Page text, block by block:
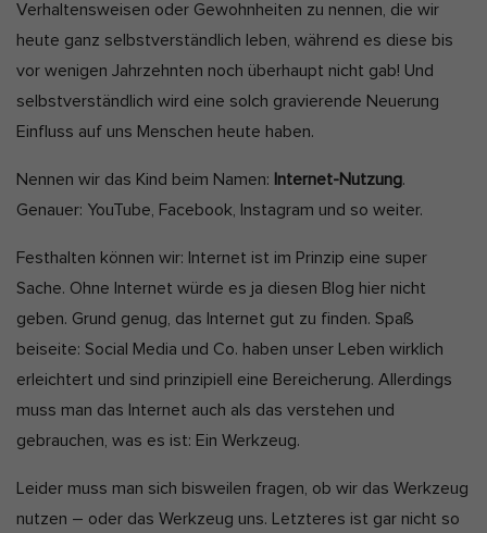
Verhaltensweisen oder Gewohnheiten zu nennen, die wir
heute ganz selbstverständlich leben, während es diese bis
vor wenigen Jahrzehnten noch überhaupt nicht gab! Und
selbstverständlich wird eine solch gravierende Neuerung
Einfluss auf uns Menschen heute haben.
Nennen wir das Kind beim Namen: Internet-Nutzung.
Genauer: YouTube, Facebook, Instagram und so weiter.
Festhalten können wir: Internet ist im Prinzip eine super
Sache. Ohne Internet würde es ja diesen Blog hier nicht
geben. Grund genug, das Internet gut zu finden. Spaß
beiseite: Social Media und Co. haben unser Leben wirklich
erleichtert und sind prinzipiell eine Bereicherung. Allerdings
muss man das Internet auch als das verstehen und
gebrauchen, was es ist: Ein Werkzeug.
Leider muss man sich bisweilen fragen, ob wir das Werkzeug
nutzen – oder das Werkzeug uns. Letzteres ist gar nicht so